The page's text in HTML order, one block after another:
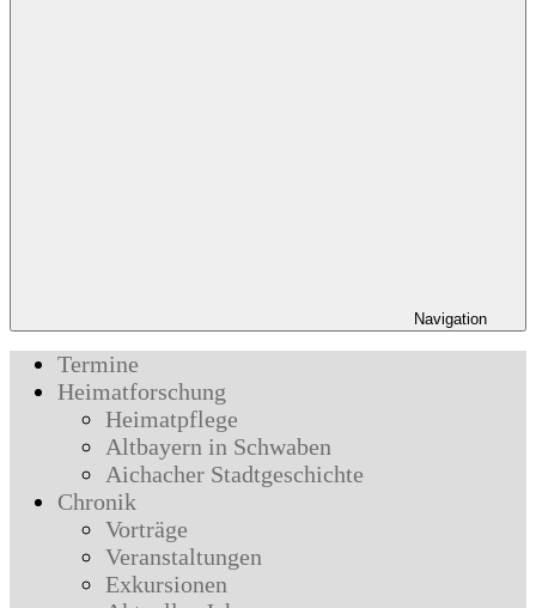
Navigation
Termine
Heimatforschung
Heimatpflege
Altbayern in Schwaben
Aichacher Stadtgeschichte
Chronik
Vorträge
Veranstaltungen
Exkursionen